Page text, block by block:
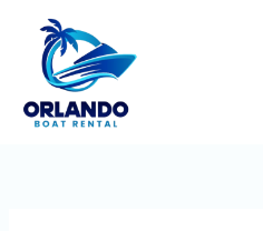
content